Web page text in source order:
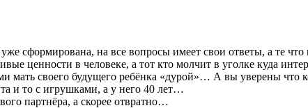
сформирована, на все вопросы имеет свои ответы, а те
ценности в человеке, а тот кто молчит в уголке куда
мать своего будущего ребёнка «дурой»… А вы уверены что
и то с игрушками, а у него 40 лет…
партнёра, а скорее отвратно…